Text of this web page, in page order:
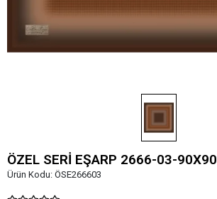
ÖZEL SERİ EŞARP 2666-03-90X90
Ürün Kodu: ÖSE266603